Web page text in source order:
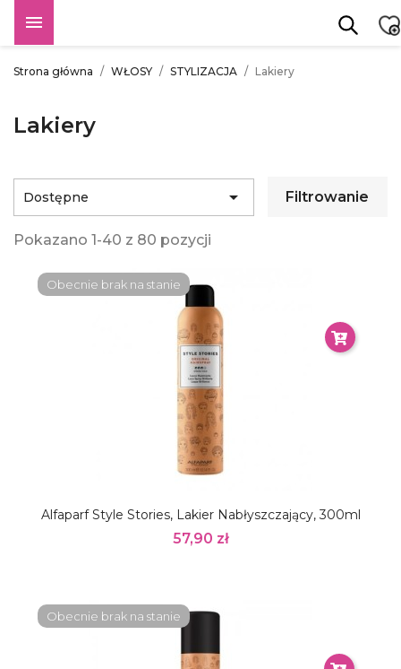

Strona główna WŁOSY STYLIZACJA Lakiery
Lakiery
Dostępne  Filtrowanie
Pokazano 1-40 z 80 pozycji
Alfaparf Style Stories, Lakier Nabłyszczający, 300ml
57,90 zł
Obecnie brak na stanie
Obecnie brak na stanie